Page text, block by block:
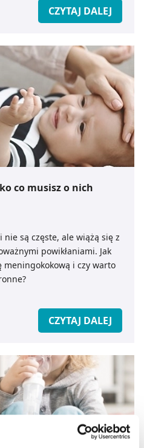
CZYTAJ DALEJ
co musisz o nich
są częste, ale wiążą się z
powikłaniami. Jak
meningokokową i czy warto
CZYTAJ DALEJ